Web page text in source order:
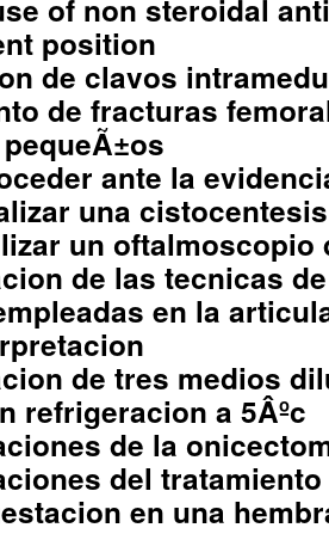
of non steroidal
position
de clavos
de fracturas
ante la
una
un oftalmoscopio
de las tecnicas
en la
de tres medios
refrigeracion a 5Âºc
de la
del
en una